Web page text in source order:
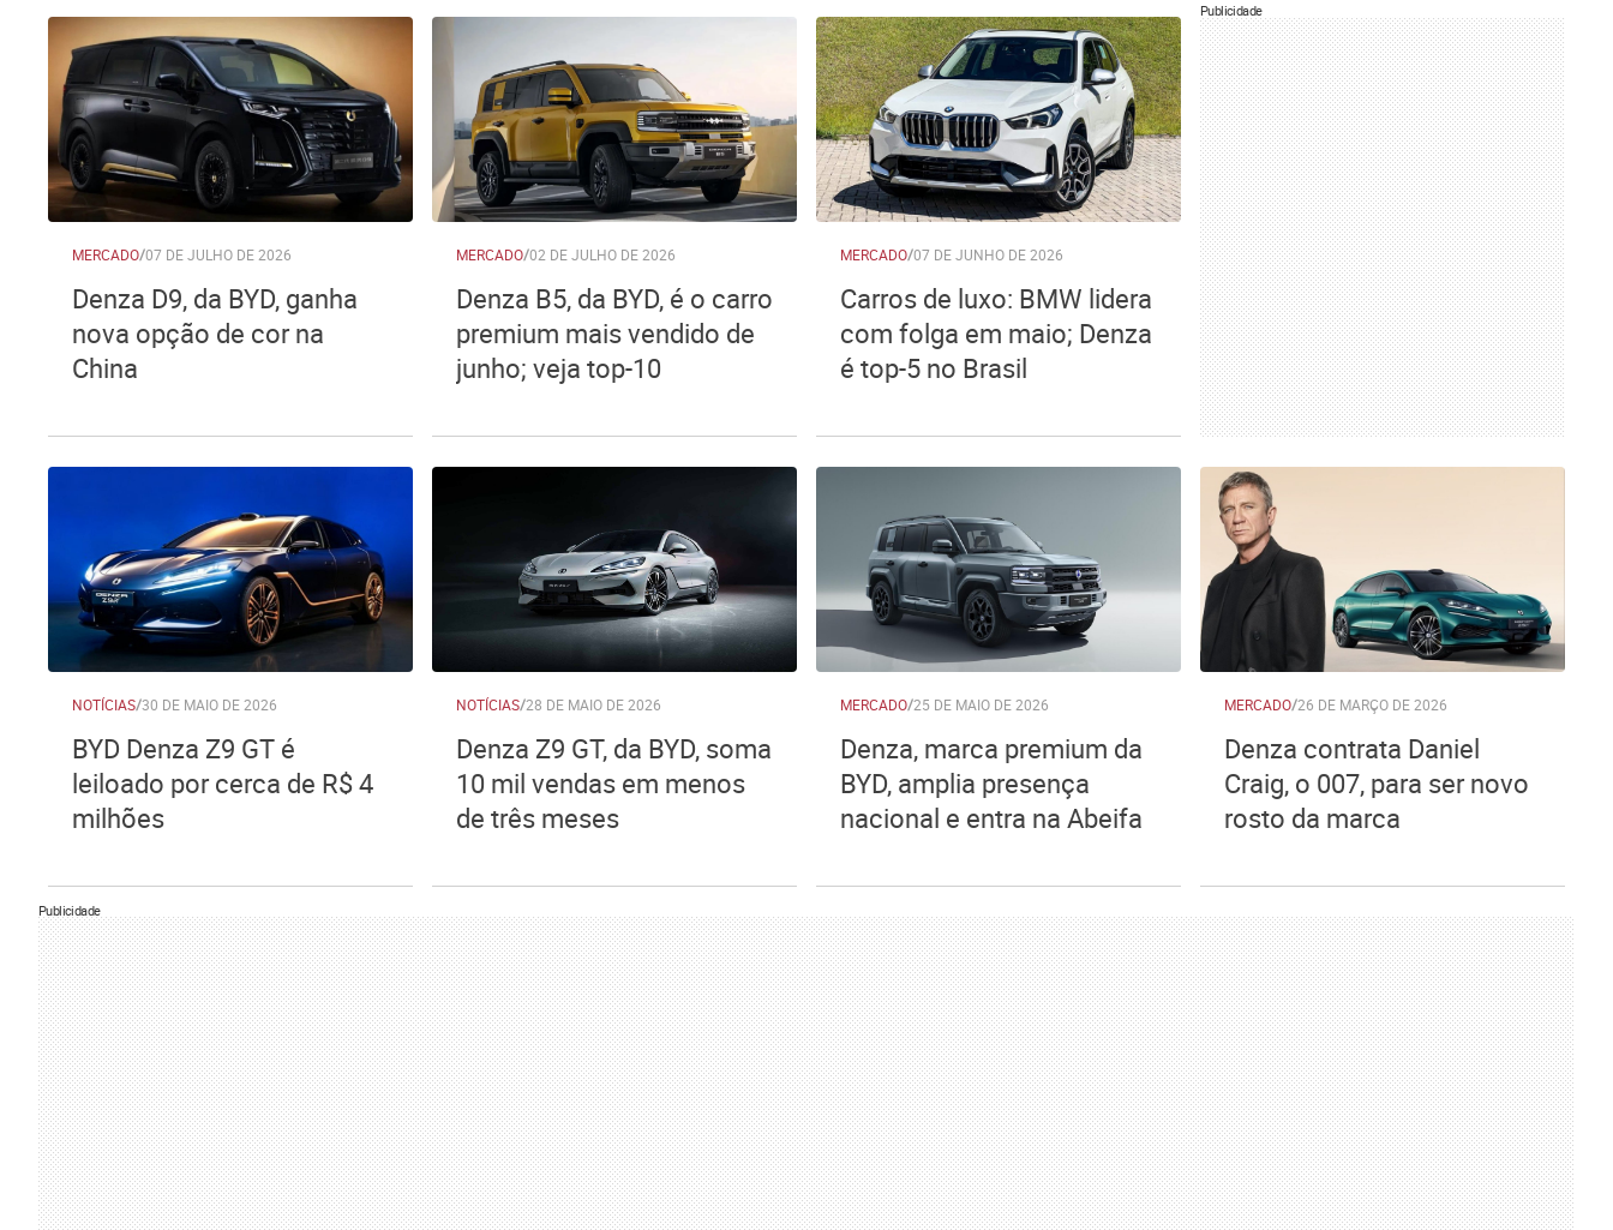
MERCADO/07 DE JULHO DE 2026
Denza D9, da BYD, ganha
nova opção de cor na
China
MERCADO/02 DE JULHO DE 2026
Denza B5, da BYD, é o carro
premium mais vendido de
junho; veja top-10
MERCADO/07 DE JUNHO DE 2026
Carros de luxo: BMW lidera
com folga em maio; Denza
é top-5 no Brasil
Publicidade
NOTÍCIAS/30 DE MAIO DE 2026
BYD Denza Z9 GT é
leiloado por cerca de R$ 4
milhões
NOTÍCIAS/28 DE MAIO DE 2026
Denza Z9 GT, da BYD, soma
10 mil vendas em menos
de três meses
MERCADO/25 DE MAIO DE 2026
Denza, marca premium da
BYD, amplia presença
nacional e entra na Abeifa
MERCADO/26 DE MARÇO DE 2026
Denza contrata Daniel
Craig, o 007, para ser novo
rosto da marca
Publicidade